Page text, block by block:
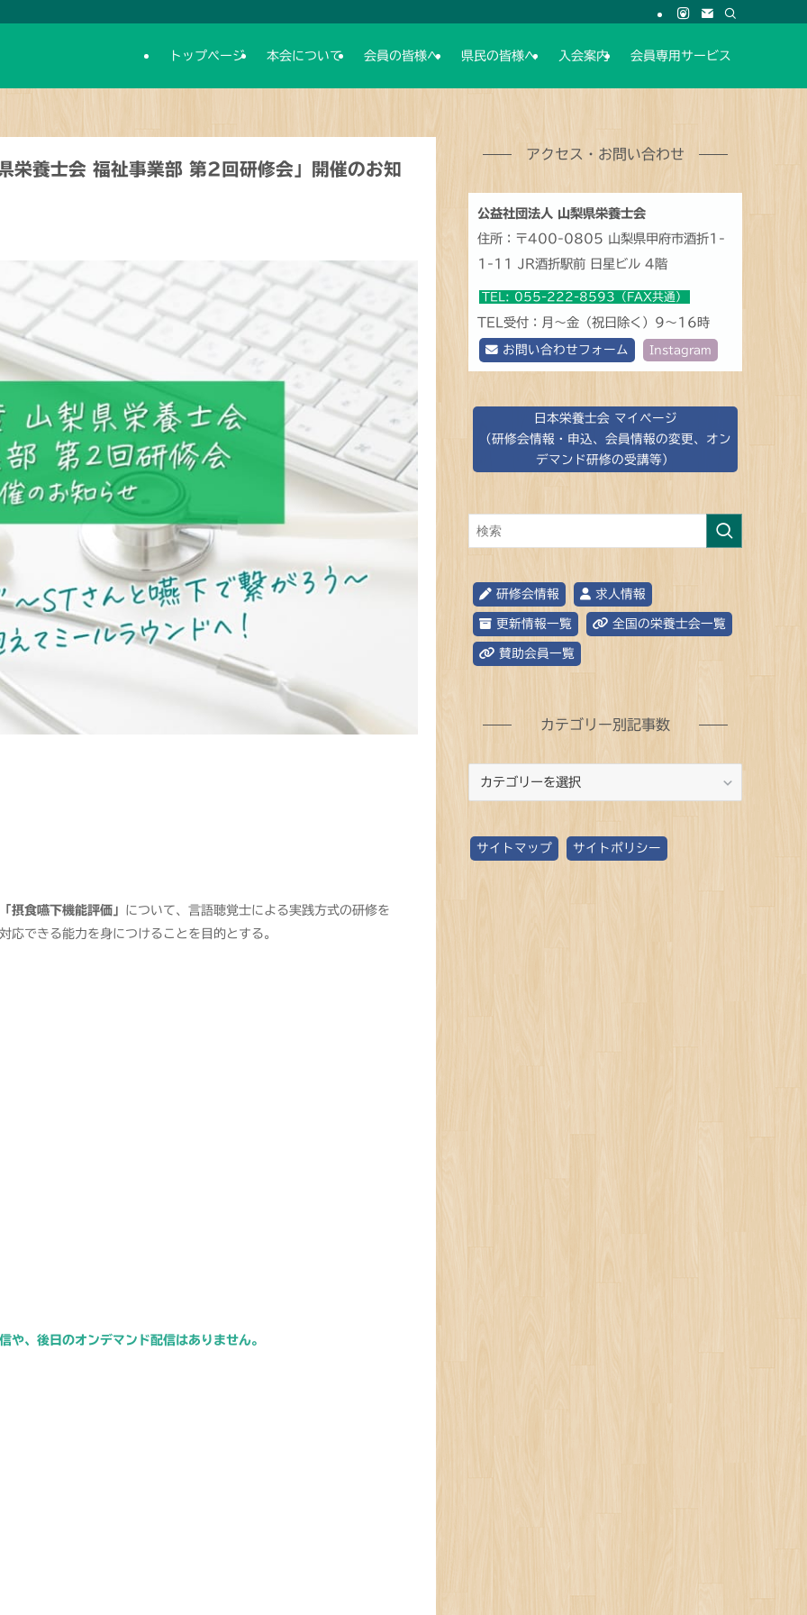
トップページ 本会について 会員の皆様へ 県民の皆様へ 入会案内 会員専用サービス
栄養士会 福祉事業部 第2回研修会」開催のお知
摂食嚥下機能評価」 について、言語聴覚士による実践方式の研修を
できる能力を身につけることを目的とする。
、後日のオンデマンド配信はありません。
アクセス・お問い合わせ
公益社団法人 山梨県栄養士会
住所：〒400-0805 山梨県甲府市酒折1-
1-11 JR酒折駅前 日星ビル 4階
TEL: 055-222-8593（FAX共通）
TEL受付：月～金（祝日除く）9～16時
お問い合わせフォーム Instagram
日本栄養士会 マイページ
（研修会情報・申込、会員情報の変更、オン
デマンド研修の受講等）
研修会情報 求人情報
更新情報一覧 全国の栄養士会一覧
賛助会員一覧
カテゴリー別記事数
テ
リ
サイトマップ サイトポリシー